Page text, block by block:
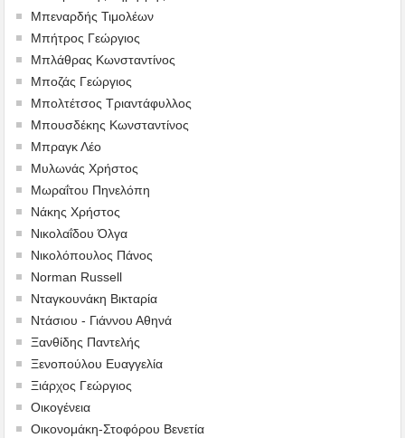
Μπεναρδής Τιμολέων
Μπήτρος Γεώργιος
Μπλάθρας Κωνσταντίνος
Μποζάς Γεώργιος
Μπολτέτσος Τριαντάφυλλος
Μπουσδέκης Κωνσταντίνος
Μπραγκ Λέο
Μυλωνάς Χρήστος
Μωραΐτου Πηνελόπη
Νάκης Χρήστος
Νικολαΐδου Όλγα
Νικολόπουλος Πάνος
Norman Russell
Νταγκουνάκη Βικταρία
Ντάσιου - Γιάννου Αθηνά
Ξανθίδης Παντελής
Ξενοπούλου Ευαγγελία
Ξιάρχος Γεώργιος
Οικογένεια
Οικονομάκη-Στοφόρου Βενετία